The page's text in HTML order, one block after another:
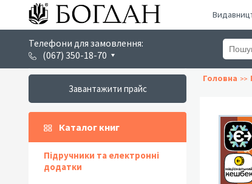
Телефони для замовлення:
(067) 350-18-70
Завантажити прайс
Каталог книг
Підручники та електронні
додатки
Головна